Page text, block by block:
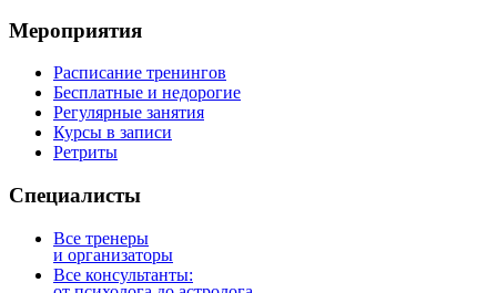
Мероприятия
Расписание тренингов
Бесплатные и недорогие
Регулярные занятия
Курсы в записи
Ретриты
Специалисты
Все тренеры
и организаторы
Все консультанты: